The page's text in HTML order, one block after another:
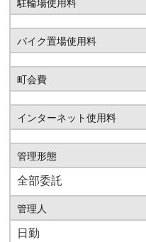
駐輪場使用料
バイク置場使用料
町会費
インターネット使用料
管理形態
全部委託
管理人
日勤